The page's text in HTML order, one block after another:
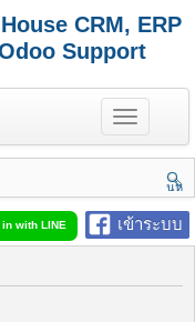
CRM, ERP
Support
T
o
g
e
n
a
v
g
นห
า
เข้าระบบ
in with LINE